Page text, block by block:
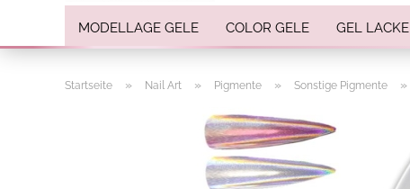
MODELLAGE GELE COLOR GELE GEL LACKE
Strasssteine
Einlegemotive / Overlays
Pigmente
Startseite » Nail Art » Pigmente » Sonstige Pigmente »